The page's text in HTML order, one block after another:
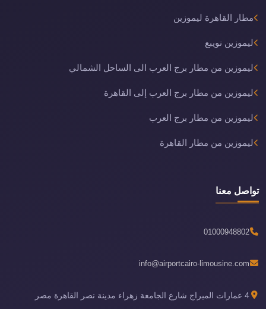
مطار القاهرة ليموزين
ليموزين نويبع
ليموزين من مطار برج العرب الى الساحل الشمالي
ليموزين من مطار برج العرب إلى القاهرة
ليموزين من مطار برج العرب
ليموزين من مطار القاهرة
تواصل معنا
01000948802
info@airportcairo-limousine.com
4 عمارات الميراج شارع الجامعة زهراء مدينة نصر القاهرة مصر